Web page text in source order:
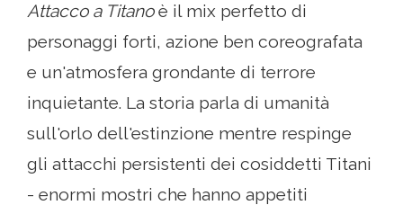
Attacco a Titanoè il mix perfetto di
personaggi forti, azione ben coreografata
e un'atmosfera grondante di terrore
inquietante. La storia parla di umanità
sull'orlo dell'estinzione mentre respinge
gli attacchi persistenti dei cosiddetti Titani
- enormi mostri che hanno appetiti